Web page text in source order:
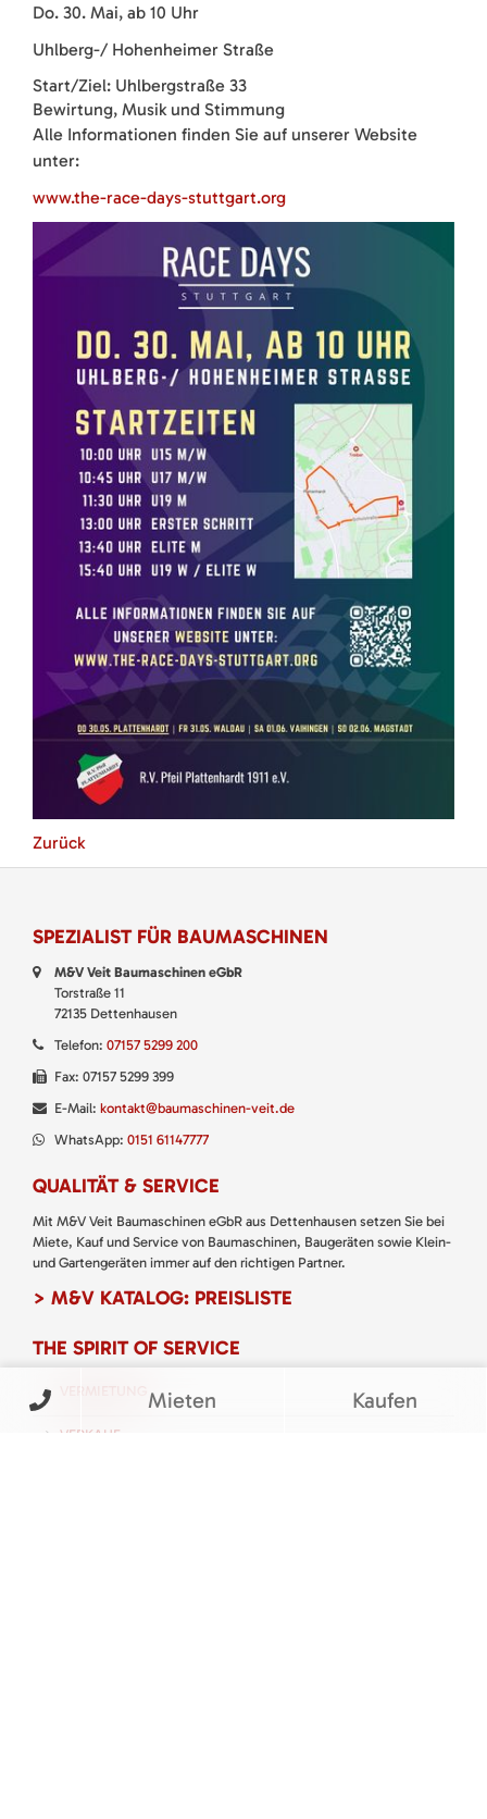
Do. 30. Mai, ab 10 Uhr
Uhlberg-/ Hohenheimer Straße
Start/Ziel: Uhlbergstraße 33
Bewirtung, Musik und Stimmung
Alle Informationen finden Sie auf unserer Website
unter:
www.the-race-days-stuttgart.org
Zurück
SPEZIALIST FÜR BAUMASCHINEN
M&V Veit Baumaschinen eGbR
Torstraße 11
72135 Dettenhausen
Telefon: 07157 5299 200
Fax: 07157 5299 399
E-Mail: kontakt@baumaschinen-veit.de
WhatsApp: 0151 61147777
QUALITÄT & SERVICE
Mit M&V Veit Baumaschinen eGbR aus Dettenhausen setzen Sie bei
Miete, Kauf und Service von Baumaschinen, Baugeräten sowie Klein-
und Gartengeräten immer auf den richtigen Partner.
> M&V KATALOG: PREISLISTE
THE SPIRIT OF SERVICE
VERKAUF
Mieten Kaufen